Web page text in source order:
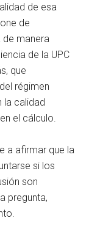
de esa
de
manera
de la UPC
que
régimen
la calidad
el cálculo.
a afirmar que la
si los
son
pregunta,